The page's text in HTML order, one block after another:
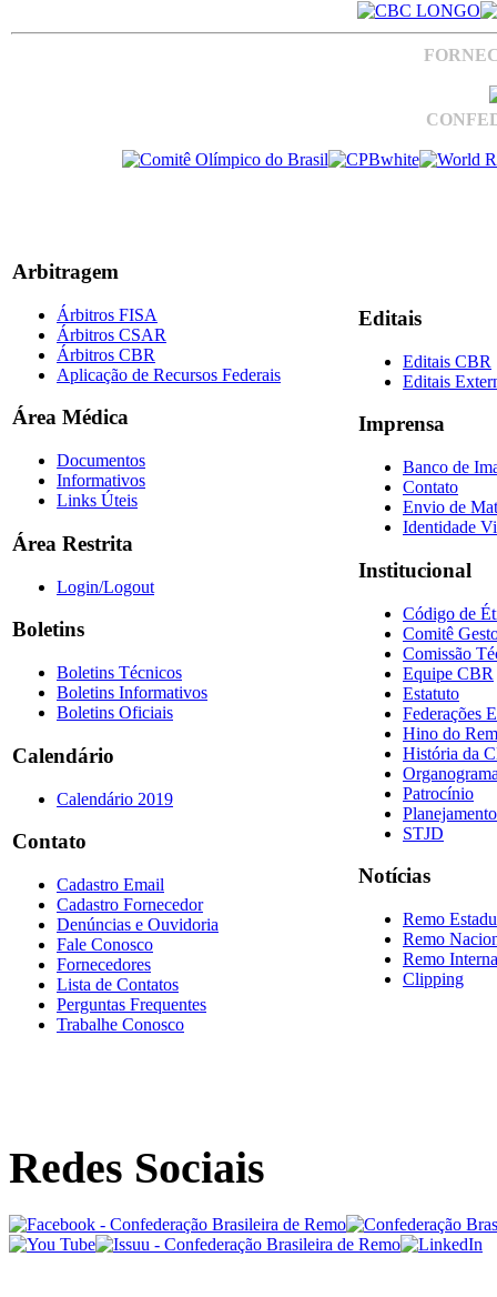
Arbitragem
Árbitros FISA
Árbitros CSAR
Árbitros CBR
Aplicação de Recursos Federais
Área Médica
Documentos
Informativos
Links Úteis
Área Restrita
Login/Logout
Boletins
Boletins Técnicos
Boletins Informativos
Boletins Oficiais
Calendário
Calendário 2019
Contato
Cadastro Email
Cadastro Fornecedor
Denúncias e Ouvidoria
Fale Conosco
Fornecedores
Lista de Contatos
Perguntas Frequentes
Trabalhe Conosco
Editais
Editais CBR
Editais
Imprensa
Banco de
Contato
Envio de
Identidade
Institucional
Código de
Comitê
Comissão
Equipe CBR
Estatuto
Federações
Hino do
História da
Patrocínio
STJD
Notícias
Remo
Remo
Remo
Clipping
Redes Sociais